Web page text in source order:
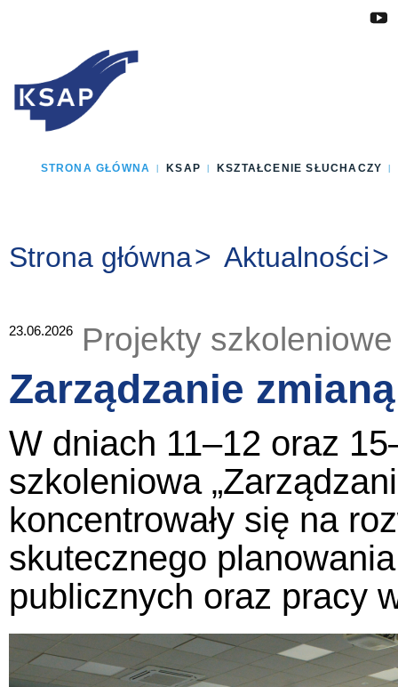
STRONA GŁÓWNA KSAP KSZTAŁCENIE SŁUCHACZY
Jesteś tutaj:
Strona główna Aktualności
23.06.2026 Projekty szkoleniowe
Zarządzanie
W dniach 11–12 oraz
szkoleniowa
koncentrowały się na
skutecznego
publicznych oraz pracy